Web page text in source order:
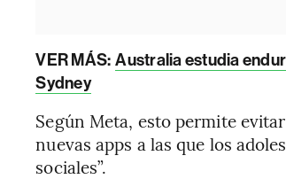
VER MÁS: Australia estudia
Sydney
Según Meta, esto permite
nuevas apps a las que los
sociales”.